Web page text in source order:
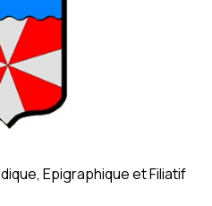
Epigraphique et Filiatif